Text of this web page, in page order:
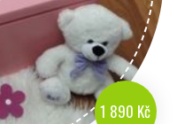
1 890 Kč